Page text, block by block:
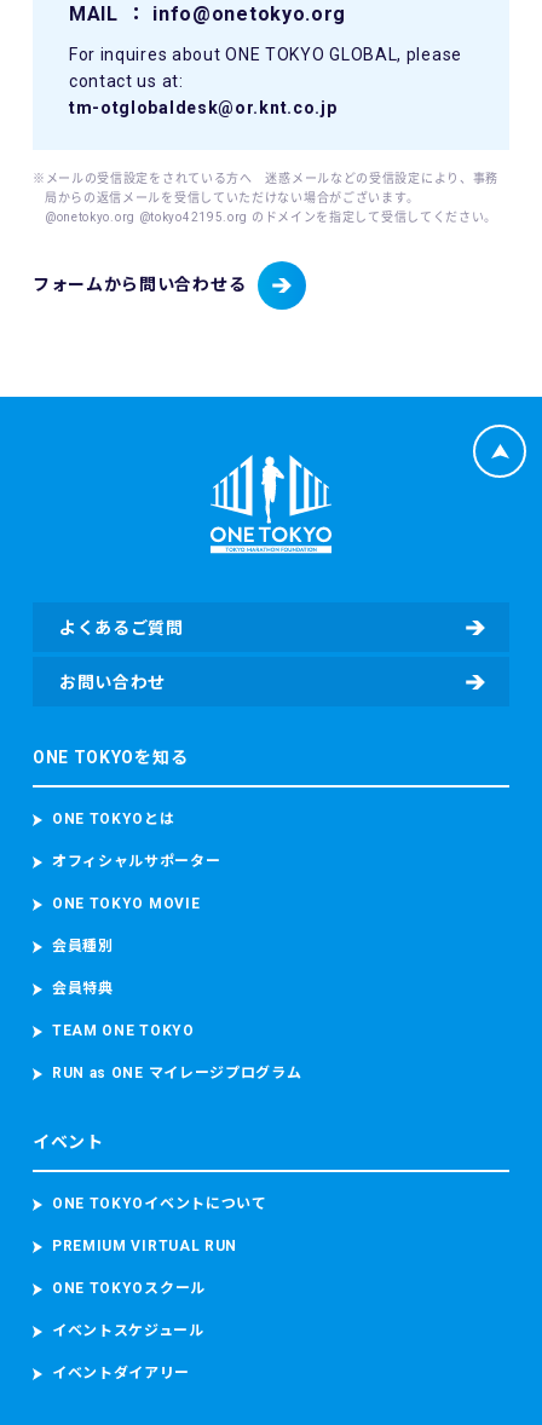
フォームから問い合わせる
MAIL ： info@onetokyo.org
For inquires about ONE TOKYO GLOBAL, please
contact us at:
tm-otglobaldesk@or.knt.co.jp
※メールの受信設定をされている方へ 迷惑メールなどの受信設定により、事務
局からの返信メールを受信していただけない場合がございます。
@onetokyo.org @tokyo42195.org のドメインを指定して受信してください。
よくあるご質問
お問い合わせ
ONE TOKYOを知る
ONE TOKYOとは
オフィシャルサポーター
ONE TOKYO MOVIE
会員種別
会員特典
TEAM ONE TOKYO
RUN as ONE マイレージプログラム
イベント
ONE TOKYOイベントについて
PREMIUM VIRTUAL RUN
ONE TOKYOスクール
イベントスケジュール
イベントダイアリー